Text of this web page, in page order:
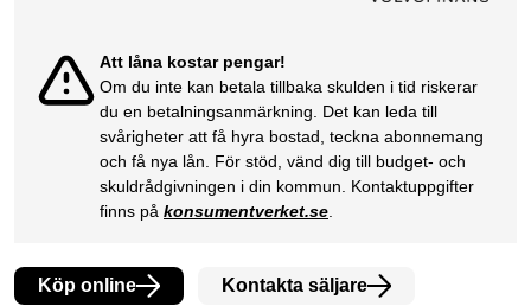
Att låna kostar pengar!
Om du inte kan betala tillbaka skulden i tid riskerar
du en betalningsanmärkning. Det kan leda till
svårigheter att få hyra bostad, teckna abonnemang
och få nya lån. För stöd, vänd dig till budget- och
skuldrådgivningen i din kommun. Kontaktuppgifter
finns på konsumentverket.se.
Köp online Kontakta säljare